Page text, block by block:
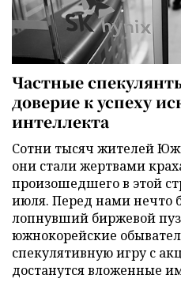
Частные
доверие к успеху
интеллекта
Сотни тысяч жителей
они стали жертвами
произошедшего в этой
июля. Перед нами нечто
лопнувший биржевой
южнокорейские
спекулятивную игру с
достанутся вложенные